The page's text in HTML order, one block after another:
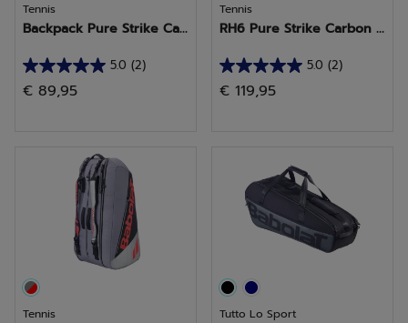
Tennis
Backpack Pure Strike Ca...
5.0 (2)
5.0
su
recensioni
€ 89,95
Tennis
RH6 Pure Strike Carbon ...
5.0 (2)
5.0
su
recensioni
€ 119,95
Tennis Tutto Lo Sport